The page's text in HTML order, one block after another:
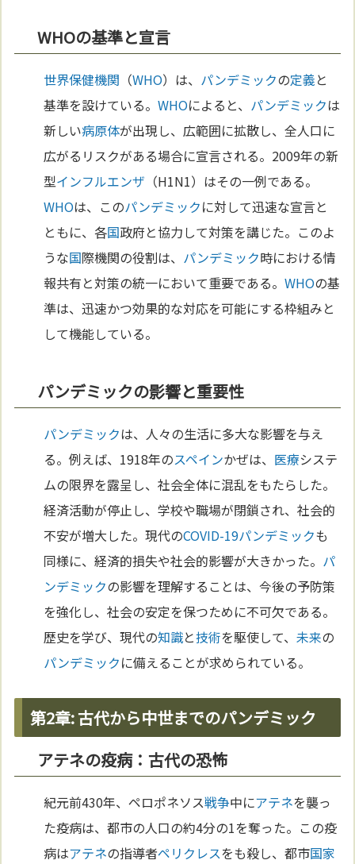
WHOの基準と宣言
世界保健機関 （WHO）は、 パンデミックの定義と
基準を設けている。WHOによると、 パンデミックは
新しい病原体が出現し、広範囲に拡散し、全人口に
広がるリスクがある場合に宣言される。2009年の新
型インフルエンザ （H1N1）はその一例である。
WHOは、このパンデミックに対して迅速な宣言と
ともに、各国政府と協力して対策を講じた。このよ
うな国際機関の役割は、 パンデミック時における情
報共有と対策の統一において重要である。WHOの基
準は、迅速かつ効果的な対応を可能にする枠組みと
して機能している。
パンデミックの影響と重要性
パンデミックは、人々の生活に多大な影響を与え
る。例えば、1918年のスペインかぜは、 医療システ
ムの限界を露呈し、社会全体に混乱をもたらした。
経済活動が停止し、学校や職場が閉鎖され、社会的
不安が増大した。現代のCOVID-19パンデミックも
同様に、経済的損失や社会的影響が大きかった。 パ
ンデミックの影響を理解することは、今後の予防策
を強化し、社会の安定を保つために不可欠である。
歴史を学び、現代の知識と技術を駆使して、未来の
パンデミックに備えることが求められている。
第2章: 古代から中世までのパンデミック
アテネの疫病：古代の恐怖
紀元前430年、ペロポネソス戦争中にアテネを襲っ
た疫病は、都市の人口の約4分の1を奪った。この疫
病はアテネの指導者ペリクレスをも殺し、都市国家